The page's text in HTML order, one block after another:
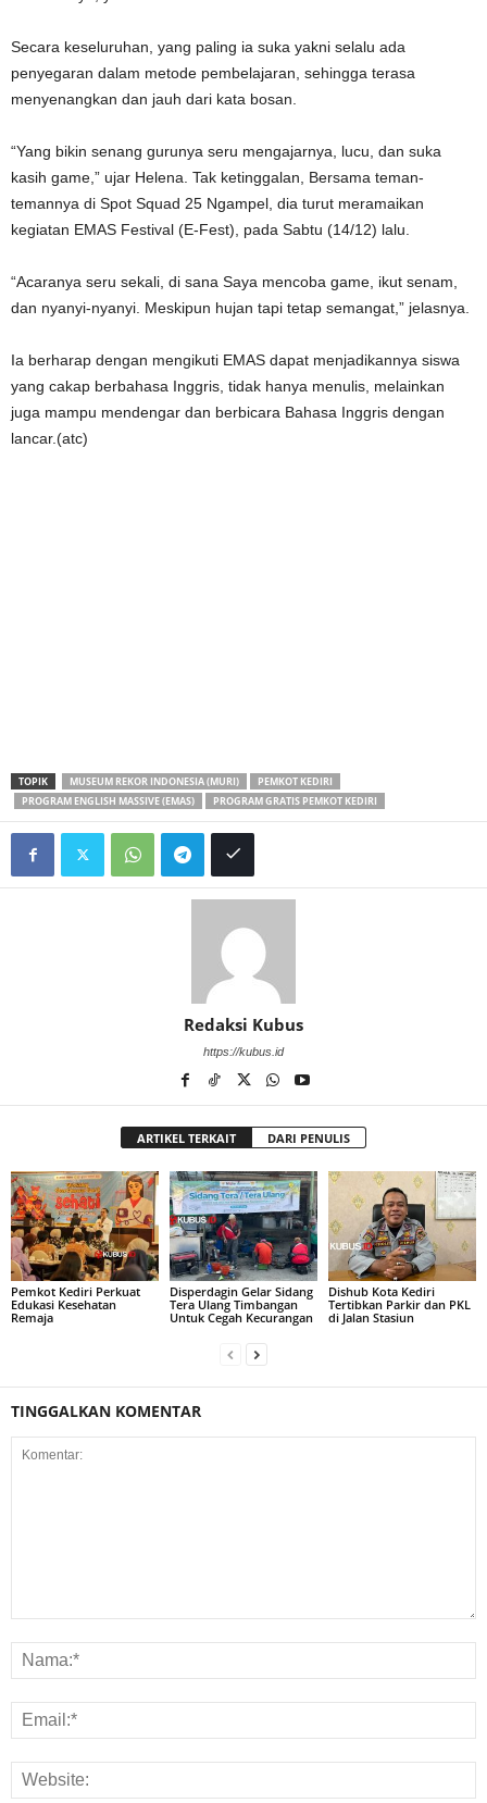
Secara keseluruhan, yang paling ia suka yakni selalu ada
penyegaran dalam metode pembelajaran, sehingga terasa
menyenangkan dan jauh dari kata bosan.
“Yang bikin senang gurunya seru mengajarnya, lucu, dan suka
kasih game,” ujar Helena. Tak ketinggalan, Bersama teman-
temannya di Spot Squad 25 Ngampel, dia turut meramaikan
kegiatan EMAS Festival (E-Fest), pada Sabtu (14/12) lalu.
“Acaranya seru sekali, di sana Saya mencoba game, ikut senam,
dan nyanyi-nyanyi. Meskipun hujan tapi tetap semangat,” jelasnya.
Ia berharap dengan mengikuti EMAS dapat menjadikannya siswa
yang cakap berbahasa Inggris, tidak hanya menulis, melainkan
juga mampu mendengar dan berbicara Bahasa Inggris dengan
lancar.(atc)
TOPIK MUSEUM REKOR INDONESIA (MURI)
PEMKOT KEDIRI
PROGRAM ENGLISH MASSIVE (EMAS)
PROGRAM GRATIS PEMKOT KEDIRI
Redaksi Kubus
https://kubus.id
ARTIKEL TERKAIT DARI PENULIS
Pemkot Kediri Perkuat
Edukasi Kesehatan
Remaja
Disperdagin Gelar Sidang
Tera Ulang Timbangan
Untuk Cegah Kecurangan
Dishub Kota Kediri
Tertibkan Parkir dan PKL
di Jalan Stasiun
TINGGALKAN KOMENTAR